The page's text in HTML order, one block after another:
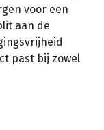
voor een
aan de
past bij zowel